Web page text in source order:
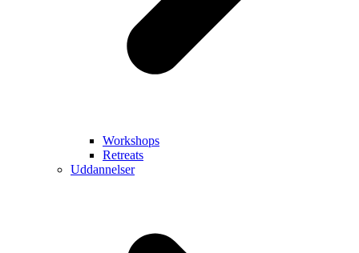
Workshops
Retreats
Uddannelser